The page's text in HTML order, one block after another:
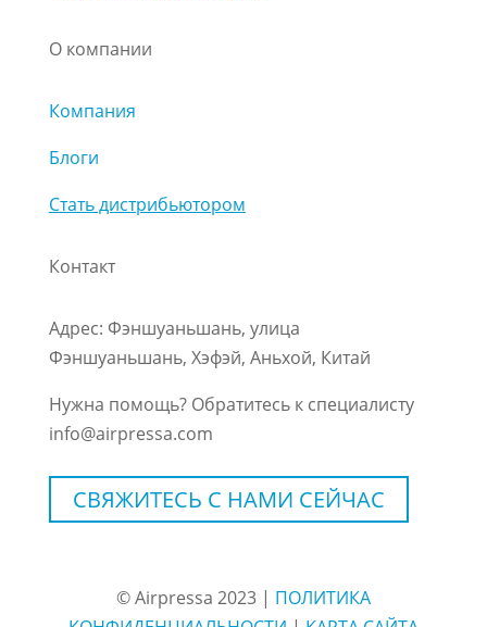
О компании
Компания
Блоги
Стать дистрибьютором
Контакт
Адрес: Фэншуаньшань, улица
Фэншуаньшань, Хэфэй, Аньхой, Китай
Нужна помощь? Обратитесь к специалисту
info@airpressa.com
СВЯЖИТЕСЬ С НАМИ СЕЙЧАС
© Airpressa 2023 | ПОЛИТИКА